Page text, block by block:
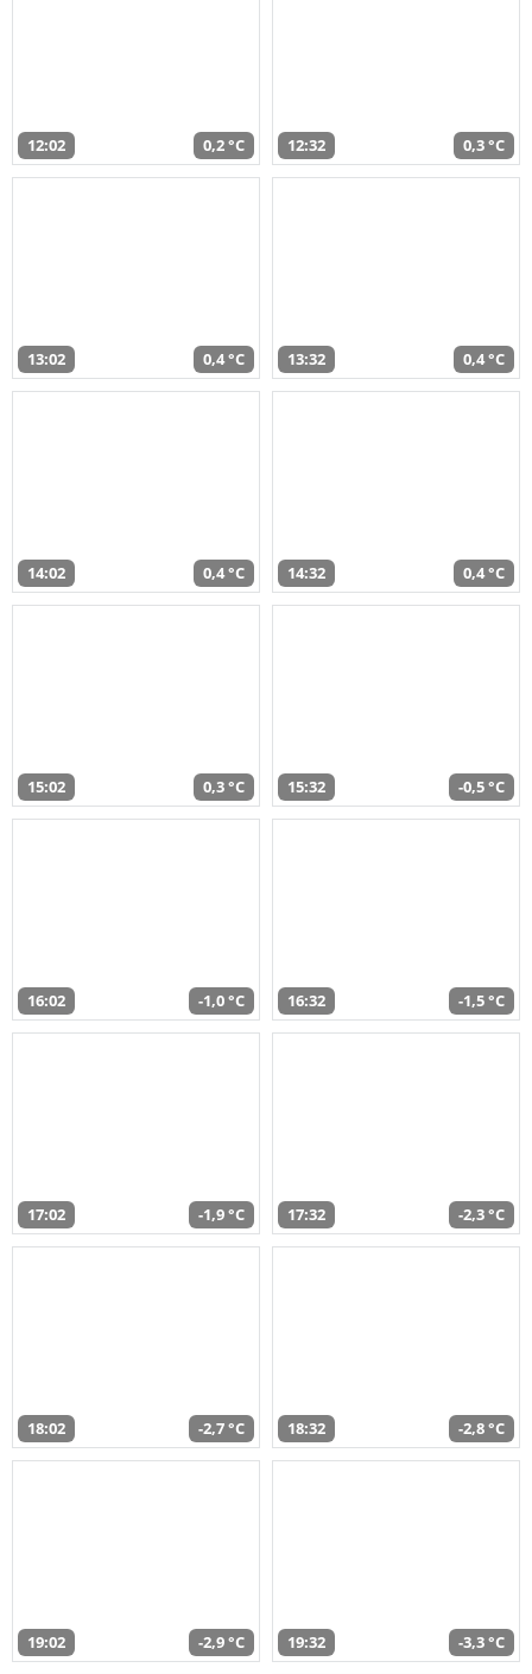
12:02 0,2 °C 12:32 0,3 °C
13:02 0,4 °C 13:32 0,4 °C
14:02 0,4 °C 14:32 0,4 °C
15:02 0,3 °C 15:32 -0,5 °C
16:02 -1,0 °C 16:32 -1,5 °C
17:02 -1,9 °C 17:32 -2,3 °C
18:02 -2,7 °C 18:32 -2,8 °C
19:02 -2,9 °C 19:32 -3,3 °C